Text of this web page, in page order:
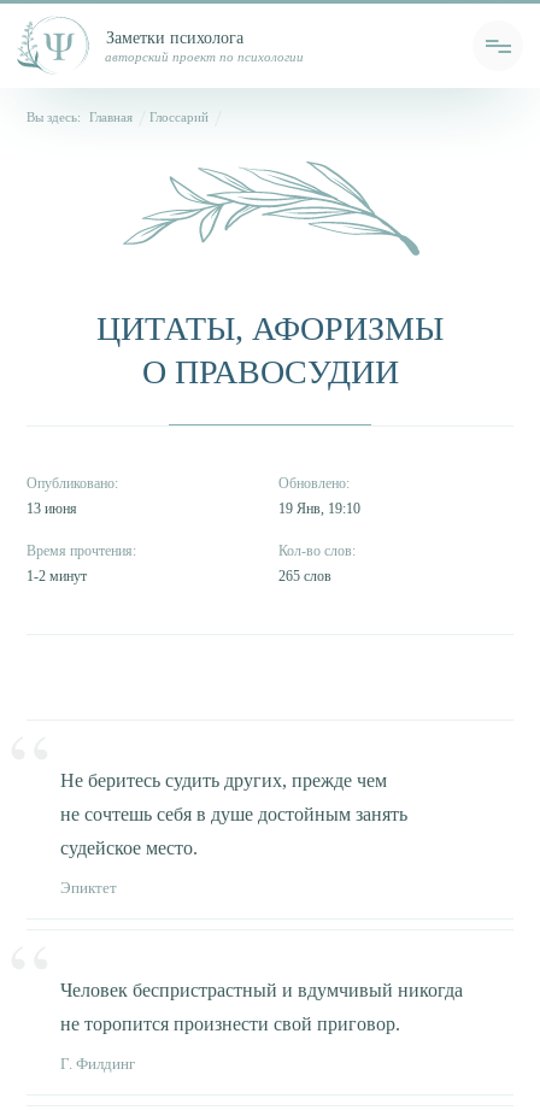
Вы здесь: Главная Глоссарий
ЦИТАТЫ, АФОРИЗМЫ
О ПРАВОСУДИИ
13 июня 19 Янв, 19:10
1-2 минут 265 слов
Не беритесь судить других, прежде чем
не сочтешь себя в душе достойным занять
судейское место.
Эпиктет
Человек беспристрастный и вдумчивый никогда
не торопится произнести свой приговор.
Г. Филдинг
Заметки психолога
авторский проект по психологии